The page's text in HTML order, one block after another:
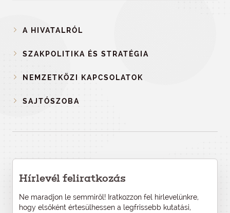
A HIVATALRÓL
SZAKPOLITIKA ÉS STRATÉGIA
NEMZETKÖZI KAPCSOLATOK
SAJTÓSZOBA
Hírlevél feliratkozás
Ne maradjon le semmiről! Iratkozzon fel hírlevelünkre,
hogy elsőként értesülhessen a legfrissebb kutatási,